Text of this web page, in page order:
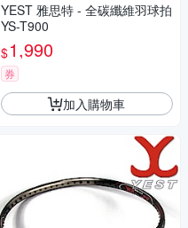
YEST 雅思特 - 全碳纖維羽球拍
YS-T900
$1,990
券
加入購物車